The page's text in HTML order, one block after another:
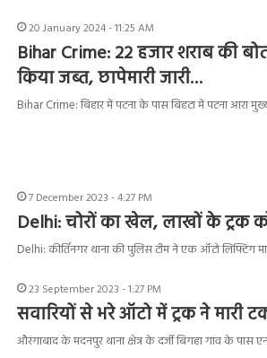
20 January 2024 - 11:25 AM
Bihar Crime: 22 हजार शराब की
किया जब्त, छापेमारी जारी…
Bihar Crime: बिहार में पटना के पास बिहटा में पटना आरा
7 December 2023 - 4:27 PM
Delhi: चोरों का खेल, लाखों के
Delhi: कीर्तिनगर थाना की पुलिस टीम ने एक ऑटो
23 September 2023 - 1:27 PM
सवारियों से भरे ऑटो में ट्रक ने मारी
औरंगाबाद के मदनपुर थाना क्षेत्र के दर्जी बिगहा गांव के पास